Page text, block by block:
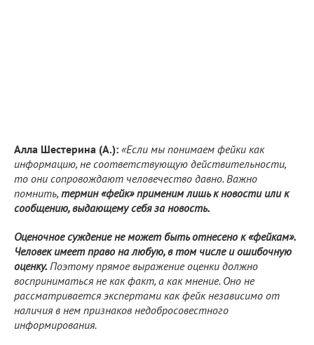
Алла Шестерина (А.): «Если мы понимаем фейки как
информацию, не соответствующую действительности,
то они сопровождают человечество давно. Важно
помнить, термин «фейк» применим лишь к новости или к
сообщению, выдающему себя за новость.
Оценочное суждение не может быть отнесено к «фейкам».
Человек имеет право на любую, в том числе и ошибочную
оценку. Поэтому прямое выражение оценки должно
восприниматься не как факт, а как мнение. Оно не
рассматривается экспертами как фейк независимо от
наличия в нем признаков недобросовестного
информирования.